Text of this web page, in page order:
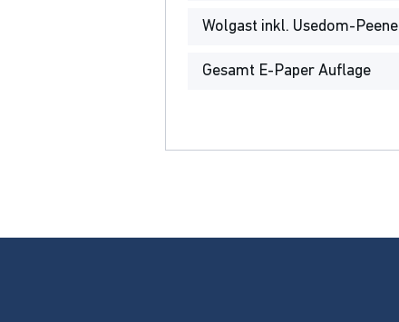
Wolgast inkl. Usedom-Peene
Gesamt E-Paper Auflage